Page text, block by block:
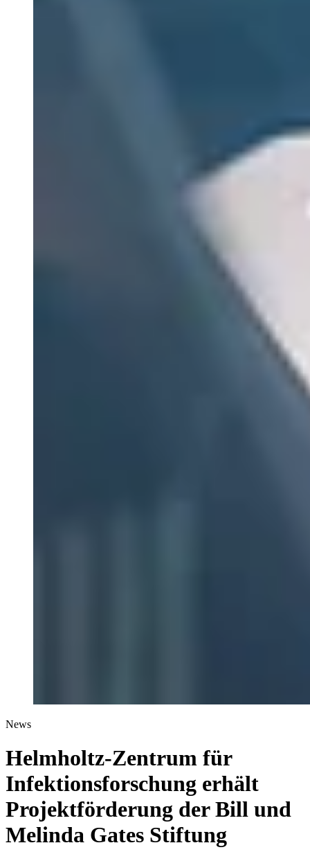
News
Helmholtz-Zentrum für
Infektionsforschung erhält
Projektförderung der Bill und
Melinda Gates Stiftung